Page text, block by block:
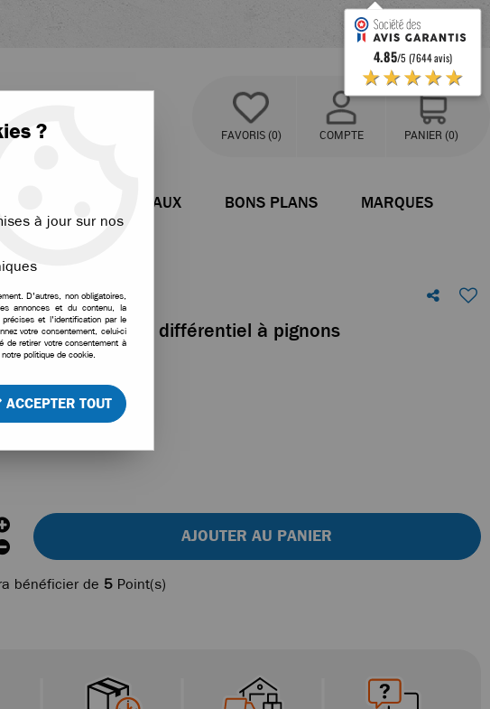
FAVORIS (0) COMPTE PANIER (0)
BATEAUX BONS PLANS MARQUES
conversion de différentiel à pignons
Donnez votre avis
TTC
AJOUTER AU PANIER
bénéficier de 5 Point(s)
?
à jour sur nos
D'autres, non obligatoires,
annonces et du contenu, la
et l'identification par le
votre consentement, celui-ci
de retirer votre consentement à
politique de cookie.
ACCEPTER TOUT
4.85/5 (7644 avis)
★★★★★